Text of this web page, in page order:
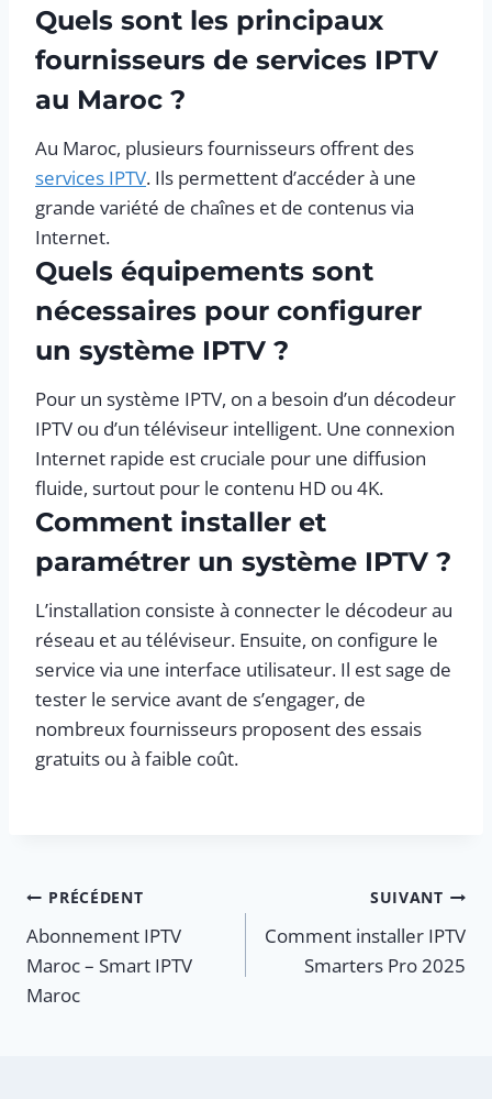
Quels sont les principaux
fournisseurs de services IPTV
au Maroc ?
Au Maroc, plusieurs fournisseurs offrent des
services IPTV. Ils permettent d’accéder à une
grande variété de chaînes et de contenus via
Internet.
Quels équipements sont
nécessaires pour configurer
un système IPTV ?
Pour un système IPTV, on a besoin d’un décodeur
IPTV ou d’un téléviseur intelligent. Une connexion
Internet rapide est cruciale pour une diffusion
fluide, surtout pour le contenu HD ou 4K.
Comment installer et
paramétrer un système IPTV ?
L’installation consiste à connecter le décodeur au
réseau et au téléviseur. Ensuite, on configure le
service via une interface utilisateur. Il est sage de
tester le service avant de s’engager, de
nombreux fournisseurs proposent des essais
gratuits ou à faible coût.
Navigation
de
l’article
PRÉCÉDENT
Abonnement IPTV
Maroc – Smart IPTV
Maroc
SUIVANT
Comment installer IPTV
Smarters Pro 2025